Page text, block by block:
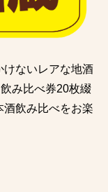
けないレアな地酒
み比べ券20枚綴
酒飲み比べをお楽